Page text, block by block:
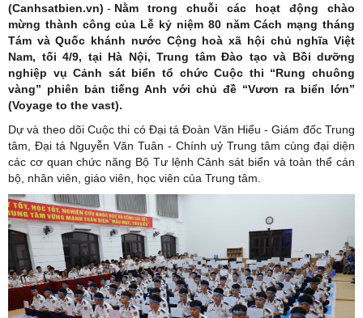
t
i
o
n
(Canhsatbien.vn) - Nằm trong chuỗi các hoạt động chào
mừng thành công của Lễ kỷ niệm 80 năm Cách mạng tháng
Tám và Quốc khánh nước Cộng hoà xã hội chủ nghĩa Việt
Nam, tối 4/9, tại Hà Nội, Trung tâm Đào tạo và Bồi dưỡng
nghiệp vụ Cảnh sát biển tổ chức Cuộc thi “Rung chuông
vàng” phiên bản tiếng Anh với chủ đề “Vươn ra biển lớn”
(Voyage to the vast).
Dự và theo dõi Cuộc thi có Đại tá Đoàn Văn Hiểu - Giám đốc Trung
tâm, Đại tá Nguyễn Văn Tuân - Chính uỷ Trung tâm cùng đại diện
các cơ quan chức năng Bộ Tư lệnh Cảnh sát biển và toàn thể cán
bộ, nhân viên, giáo viên, học viên của Trung tâm.